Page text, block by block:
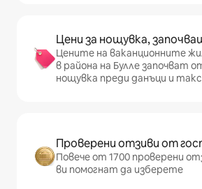
Цени за нощувка,
Цените на ваканционните
в района на Булле започват
нощувка преди данъци и
Проверени отзиви от
Повече от 1700 проверени
ви помогнат да изберете